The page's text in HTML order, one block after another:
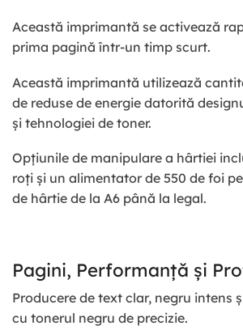
Această imprimantă se activează
prima pagină într-un timp scurt.
Această imprimantă utilizează
de reduse de energie datorită
și tehnologiei de toner.
Opțiunile de manipulare a hârtiei
roți și un alimentator de 550 de foi
de hârtie de la A6 până la legal.
Pagini, Performanță și
Producere de text clar, negru intens
cu tonerul negru de precizie.